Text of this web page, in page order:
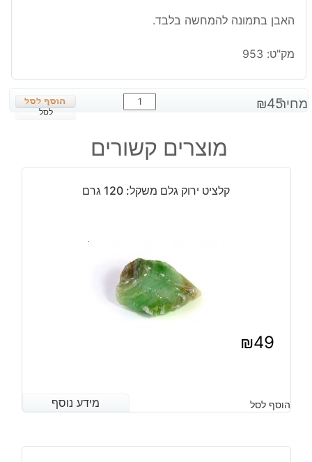
האבן בתמונה להמחשה בלבד.
מק"ט: 953
מחיר: ₪45
כמות
של
חלוק
קטן
15
לסל
מוצרים קשורים
קלציט ירוק גלם משקל: 120 גרם
₪49
מידע נוסף הוסף לסל מידע נוסף